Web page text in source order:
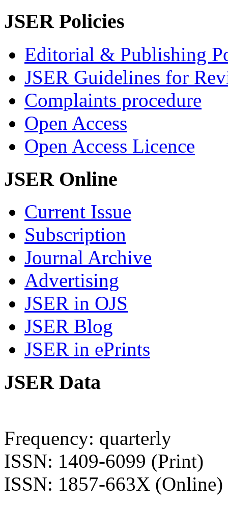
JSER Policies
Editorial & Publishing
JSER Guidelines for
Complaints procedure
Open Access
Open Access Licence
JSER Online
Current Issue
Subscription
Journal Archive
Advertising
JSER in OJS
JSER Blog
JSER in ePrints
JSER Data
Frequency: quarterly
ISSN: 1409-6099 (Print)
ISSN: 1857-663X (Online)